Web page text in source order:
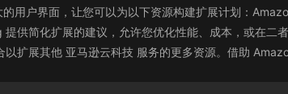
用户界面，让您可以为以下资源构建扩展计划：
供简化扩展的建议，允许您优化性能、成本，或在
扩展其他 亚马逊云科技 服务的更多资源。借助